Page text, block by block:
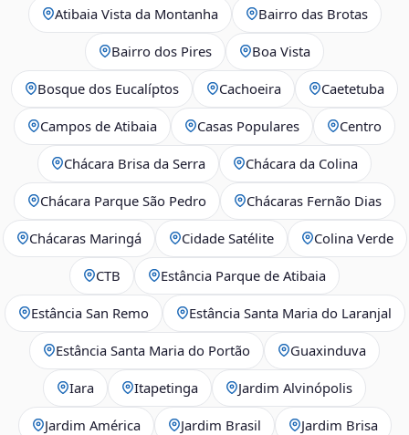
Atibaia Vista da Montanha Bairro das Brotas
Bairro dos Pires Boa Vista
Bosque dos Eucalíptos Cachoeira Caetetuba
Campos de Atibaia Casas Populares Centro
Chácara Brisa da Serra Chácara da Colina
Chácara Parque São Pedro Chácaras Fernão Dias
Chácaras Maringá Cidade Satélite Colina Verde
CTB Estância Parque de Atibaia
Estância San Remo Estância Santa Maria do Laranjal
Estância Santa Maria do Portão Guaxinduva
Iara Itapetinga Jardim Alvinópolis
Jardim América Jardim Brasil Jardim Brisa